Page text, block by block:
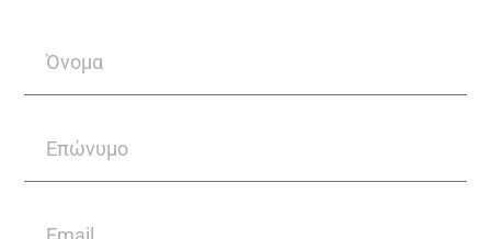
λειτουργήσουν ως προστατευτικός
παράγοντας έναντι του νευροεκφυλισμού.
Η παραπάνω έρευνες μας δείχνουν
συστηματικά ότι υπάρχει κάποια σχέση